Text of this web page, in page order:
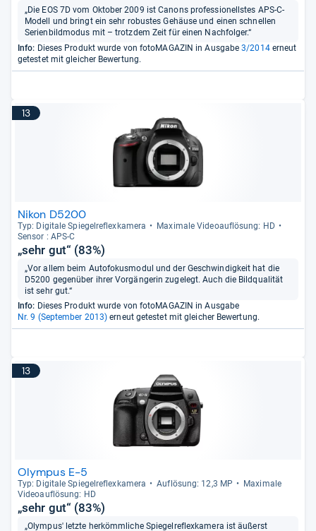
„Die EOS 7D vom Oktober 2009 ist Canons professionellstes APS-C-
Modell und bringt ein sehr robustes Gehäuse und einen schnellen
Serienbildmodus mit – trotzdem Zeit für einen Nachfolger.“
Info: Dieses Produkt wurde von fotoMAGAZIN in Ausgabe3/2014erneut
getestet mit gleicher Bewertung.
13
Nikon D5200
Typ: Digi­tale Spie­gel­re­flex­ka­mera
Maxi­male Videoauf­lö­sung: HD
Sen­sor : APS-​C
„sehr gut“ (83%)
„Vor allem beim Autofokusmodul und der Geschwindigkeit hat die
D5200 gegenüber ihrer Vorgängerin zugelegt. Auch die Bildqualität
ist sehr gut.“
Info: Dieses Produkt wurde von fotoMAGAZIN in Ausgabe
Nr. 9 (September 2013) erneut getestet mit gleicher Bewertung.
13
Olympus E-5
Typ: Digi­tale Spie­gel­re­flex­ka­mera Auf­lö­sung: 12,3 MP
Maxi­male
Videoauf­lö­sung: HD
„sehr gut“ (83%)
„Olympus' letzte herkömmliche Spiegelreflexkamera ist äußerst